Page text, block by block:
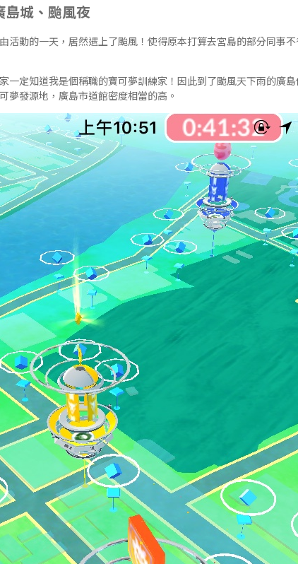
城、颱風夜
活動的一天，居然遇上了颱風！使得原本打算去宮島的部分同事
一定知道我是個稱職的寶可夢訓練家！因此到了颱風天下雨的廣
夢發源地，廣島市道館密度相當的高。